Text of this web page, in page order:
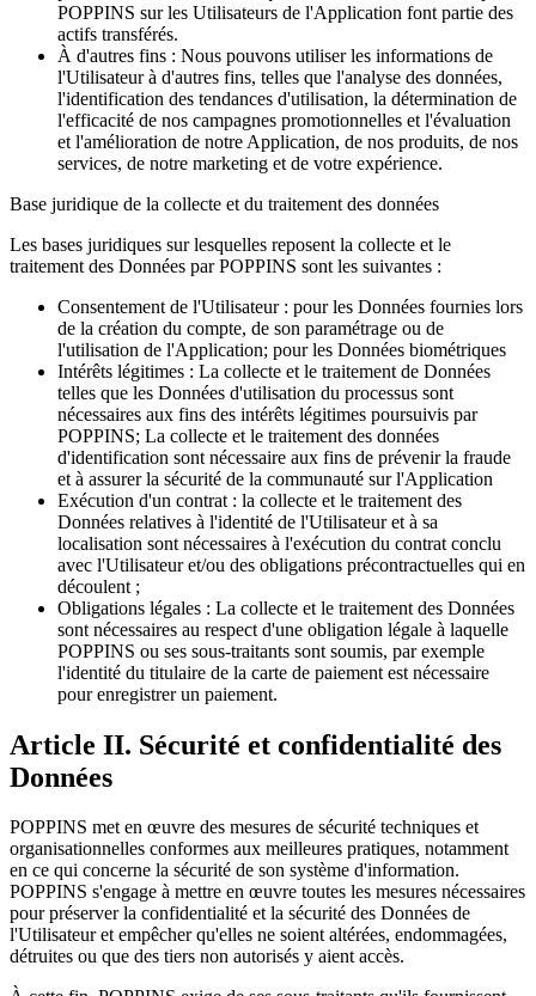
POPPINS sur les Utilisateurs de l'Application font partie des
actifs transférés.
À d'autres fins : Nous pouvons utiliser les informations de
l'Utilisateur à d'autres fins, telles que l'analyse des données,
l'identification des tendances d'utilisation, la détermination de
l'efficacité de nos campagnes promotionnelles et l'évaluation
et l'amélioration de notre Application, de nos produits, de nos
services, de notre marketing et de votre expérience.
Base juridique de la collecte et du traitement des données
Les bases juridiques sur lesquelles reposent la collecte et le
traitement des Données par POPPINS sont les suivantes :
Consentement de l'Utilisateur : pour les Données fournies lors
de la création du compte, de son paramétrage ou de
l'utilisation de l'Application; pour les Données biométriques
Intérêts légitimes : La collecte et le traitement de Données
telles que les Données d'utilisation du processus sont
nécessaires aux fins des intérêts légitimes poursuivis par
POPPINS; La collecte et le traitement des données
d'identification sont nécessaire aux fins de prévenir la fraude
et à assurer la sécurité de la communauté sur l'Application
Exécution d'un contrat : la collecte et le traitement des
Données relatives à l'identité de l'Utilisateur et à sa
localisation sont nécessaires à l'exécution du contrat conclu
avec l'Utilisateur et/ou des obligations précontractuelles qui en
découlent ;
Obligations légales : La collecte et le traitement des Données
sont nécessaires au respect d'une obligation légale à laquelle
POPPINS ou ses sous-traitants sont soumis, par exemple
l'identité du titulaire de la carte de paiement est nécessaire
pour enregistrer un paiement.
Article II. Sécurité et confidentialité des
Données
POPPINS met en œuvre des mesures de sécurité techniques et
organisationnelles conformes aux meilleures pratiques, notamment
en ce qui concerne la sécurité de son système d'information.
POPPINS s'engage à mettre en œuvre toutes les mesures nécessaires
pour préserver la confidentialité et la sécurité des Données de
l'Utilisateur et empêcher qu'elles ne soient altérées, endommagées,
détruites ou que des tiers non autorisés y aient accès.